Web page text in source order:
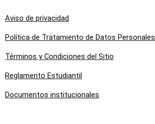
Aviso de privacidad
Política de Tratamiento de Datos Personales
Términos y Condiciones del Sitio
Reglamento Estudiantil
Documentos institucionales